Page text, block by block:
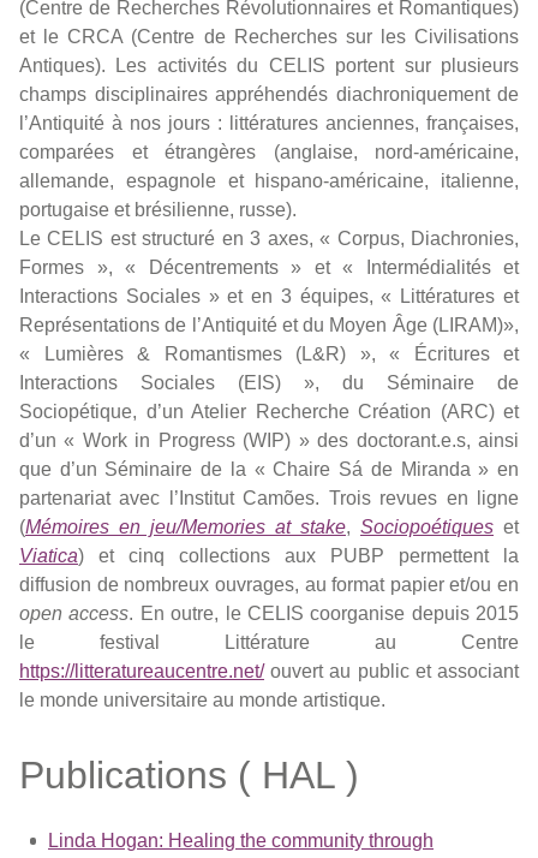
(Centre de Recherches Révolutionnaires et Romantiques)
et le CRCA (Centre de Recherches sur les Civilisations
Antiques). Les activités du CELIS portent sur plusieurs
champs disciplinaires appréhendés diachroniquement de
l’Antiquité à nos jours : littératures anciennes, françaises,
comparées et étrangères (anglaise, nord-américaine,
allemande, espagnole et hispano-américaine, italienne,
portugaise et brésilienne, russe).
Le CELIS est structuré en 3 axes, « Corpus, Diachronies,
Formes », « Décentrements » et « Intermédialités et
Interactions Sociales » et en 3 équipes, « Littératures et
Représentations de l’Antiquité et du Moyen Âge (LIRAM)»,
« Lumières & Romantismes (L&R) », « Écritures et
Interactions Sociales (EIS) », du Séminaire de
Sociopétique, d’un Atelier Recherche Création (ARC) et
d’un « Work in Progress (WIP) » des doctorant.e.s, ainsi
que d’un Séminaire de la « Chaire Sá de Miranda » en
partenariat avec l’Institut Camões. Trois revues en ligne
(Mémoires en jeu/Memories at stake, Sociopoétiques et
Viatica) et cinq collections aux PUBP permettent la
diffusion de nombreux ouvrages, au format papier et/ou en
open access. En outre, le CELIS coorganise depuis 2015
le festival Littérature au Centre
https://litteratureaucentre.net/ouvert au public et associant
le monde universitaire au monde artistique.
Publications ( HAL )
Linda Hogan: Healing the community through